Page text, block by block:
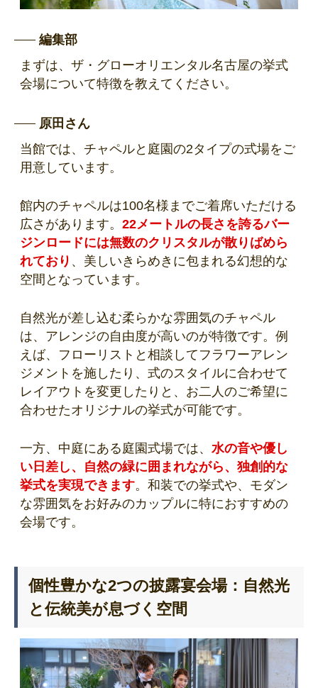
編集部
まずは、ザ・グローオリエンタル名古屋の挙式
会場について特徴を教えてください。
原田さん
当館では、チャペルと庭園の2タイプの式場をご
用意しています。
館内のチャペルは100名様までご着席いただける
広さがあります。 22メートルの長さを誇るバー
ジンロードには無数のクリスタルが散りばめら
れており 、美しいきらめきに包まれる幻想的な
空間となっています。
自然光が差し込む柔らかな雰囲気のチャペル
は、アレンジの自由度が高いのが特徴です。例
えば、フローリストと相談してフラワーアレン
ジメントを施したり、式のスタイルに合わせて
レイアウトを変更したりと、お二人のご希望に
合わせたオリジナルの挙式が可能です。
一方、中庭にある庭園式場では、 水の音や優し
い日差し、自然の緑に囲まれながら、独創的な
挙式を実現できます。和装での挙式や、モダン
な雰囲気をお好みのカップルに特におすすめの
会場です。
個性豊かな2つの披露宴会場：自然光
と伝統美が息づく空間